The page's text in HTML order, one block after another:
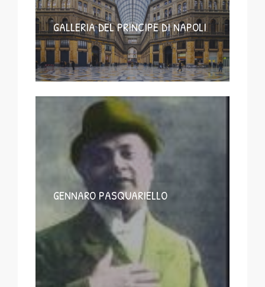
GALLERIA DEL PRINCIPE DI NAPOLI
GENNARO PASQUARIELLO